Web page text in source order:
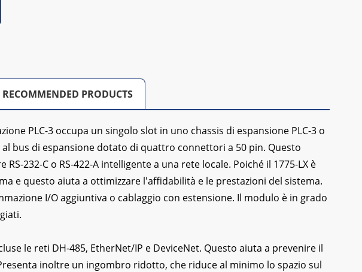
RECOMMENDED PRODUCTS
PLC-3 occupa un singolo slot in uno chassis di espansione PLC-3 o
bus di espansione dotato di quattro connettori a 50 pin. Questo
232-C o RS-422-A intelligente a una rete locale. Poiché il 1775-LX è
e questo aiuta a ottimizzare l'affidabilità e le prestazioni del sistema.
I/O aggiuntiva o cablaggio con estensione. Il modulo è in grado
le reti DH-485, EtherNet/IP e DeviceNet. Questo aiuta a prevenire il
inoltre un ingombro ridotto, che riduce al minimo lo spazio sul